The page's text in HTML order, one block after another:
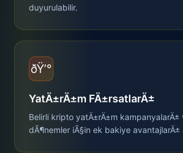
duyurulabilir.
ðŸ’°
YatÄ±rÄ±m FÄ±rsatlarÄ±
Belirli kripto yatÄ±rÄ±m kampanyalarÄ±
dÃ¶nemler iÃ§in ek bakiye avantajlarÄ±